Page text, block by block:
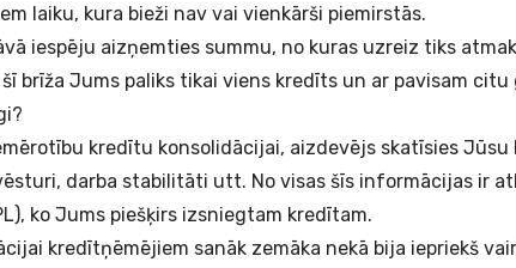
laiku, kura bieži nav vai vienkārši piemirstās.
iespēju aizņemties summu, no kuras uzreiz tiks
brīža Jums paliks tikai viens kredīts un ar pavisam
kredītu konsolidācijai, aizdevējs skatīsies
darba stabilitāti utt. No visas šīs informācijas ir
ko Jums piešķirs izsniegtam kredītam.
kredītņēmējiem sanāk zemāka nekā bija iepriekš